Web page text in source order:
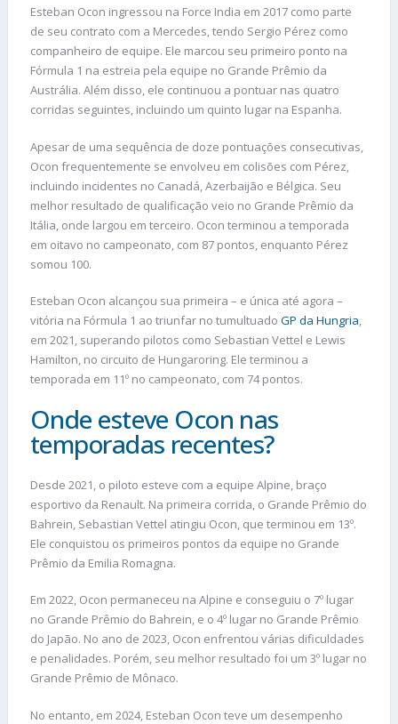
Esteban Ocon ingressou na Force India em 2017 como parte
de seu contrato com a Mercedes, tendo Sergio Pérez como
companheiro de equipe. Ele marcou seu primeiro ponto na
Fórmula 1 na estreia pela equipe no Grande Prêmio da
Austrália. Além disso, ele continuou a pontuar nas quatro
corridas seguintes, incluindo um quinto lugar na Espanha.
Apesar de uma sequência de doze pontuações consecutivas,
Ocon frequentemente se envolveu em colisões com Pérez,
incluindo incidentes no Canadá, Azerbaijão e Bélgica. Seu
melhor resultado de qualificação veio no Grande Prêmio da
Itália, onde largou em terceiro. Ocon terminou a temporada
em oitavo no campeonato, com 87 pontos, enquanto Pérez
somou 100.
Esteban Ocon alcançou sua primeira – e única até agora –
vitória na Fórmula 1 ao triunfar no tumultuado GP da Hungria,
em 2021, superando pilotos como Sebastian Vettel e Lewis
Hamilton, no circuito de Hungaroring. Ele terminou a
temporada em 11º no campeonato, com 74 pontos.
Onde esteve Ocon nas
temporadas recentes?
Desde 2021, o piloto esteve com a equipe Alpine, braço
esportivo da Renault. Na primeira corrida, o Grande Prêmio do
Bahrein, Sebastian Vettel atingiu Ocon, que terminou em 13º.
Ele conquistou os primeiros pontos da equipe no Grande
Prêmio da Emilia Romagna.
Em 2022, Ocon permaneceu na Alpine e conseguiu o 7º lugar
no Grande Prêmio do Bahrein, e o 4º lugar no Grande Prêmio
do Japão. No ano de 2023, Ocon enfrentou várias dificuldades
e penalidades. Porém, seu melhor resultado foi um 3º lugar no
Grande Prêmio de Mônaco.
No entanto, em 2024, Esteban Ocon teve um desempenho